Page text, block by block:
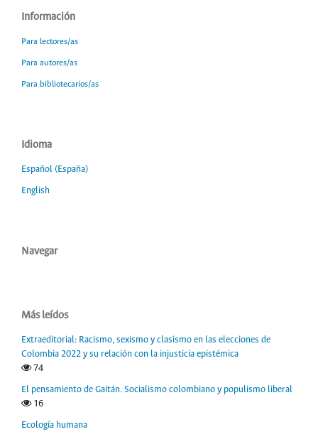
Información
Para lectores/as
Para autores/as
Para bibliotecarios/as
Idioma
Español (España)
English
Navegar
Más leídos
Extraeditorial: Racismo, sexismo y clasismo en las elecciones de
Colombia 2022 y su relación con la injusticia epistémica
74
El pensamiento de Gaitán. Socialismo colombiano y populismo liberal
16
Ecología humana